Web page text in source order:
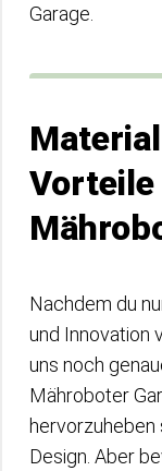
Garage.
Nachdem du
und Innovation
uns noch
Mähroboter
hervorzuheben
Design. Aber